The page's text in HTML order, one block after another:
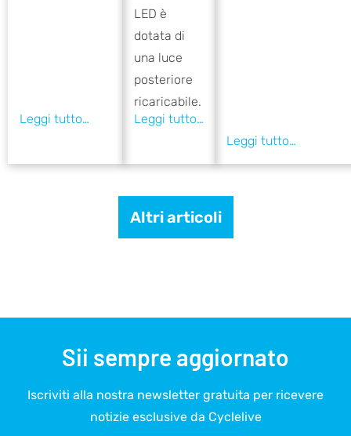
LED è
dotata di
una luce
posteriore
ricaricabile.
Altri articoli
Sii sempre aggiornato
Iscriviti alla nostra newsletter gratuita per ricevere
notizie esclusive da Cyclelive